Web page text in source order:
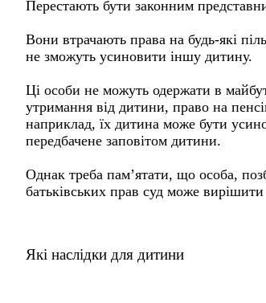
Перестають бути законним
Вони втрачають права на будь-які
не зможуть усиновити іншу дитину.
Ці особи не можуть одержати в
утримання від дитини, право на
наприклад, їх дитина може бути
передбачене заповітом дитини.
Однак треба пам’ятати, що особа,
батьківських прав суд може
Які наслідки для дитини